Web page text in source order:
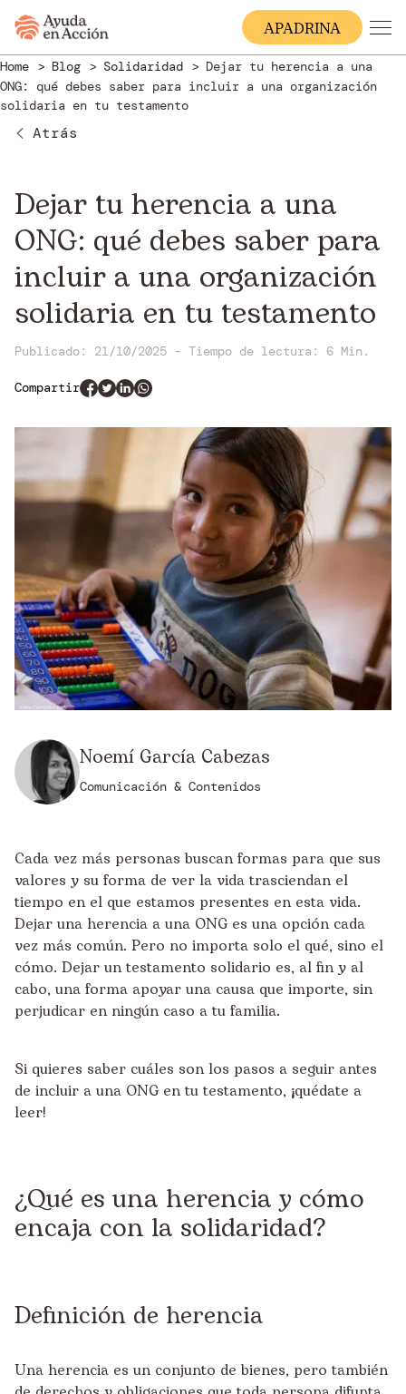
APADRINA
Home Blog Solidaridad
Dejar tu herencia a una
ONG: qué debes saber para incluir a una organización
solidaria en tu testamento
Atrás
Dejar tu herencia a una
ONG: qué debes saber para
incluir a una organización
solidaria en tu testamento
Publicado: 21/10/2025 - Tiempo de lectura: 6 Min.
Compartir
Noemí García Cabezas
Comunicación & Contenidos
Cada vez más personas buscan formas para que sus
valores y su forma de ver la vida trasciendan el
tiempo en el que estamos presentes en esta vida.
Dejar una herencia a una ONG es una opción cada
vez más común. Pero no importa solo el qué, sino el
cómo. Dejar un testamento solidario es, al fin y al
cabo, una forma apoyar una causa que importe, sin
perjudicar en ningún caso a tu familia.
Si quieres saber cuáles son los pasos a seguir antes
de incluir a una ONG en tu testamento, ¡quédate a
leer!
¿Qué es una herencia y cómo
encaja con la solidaridad?
Definición de herencia
Una herencia es un conjunto de bienes, pero también